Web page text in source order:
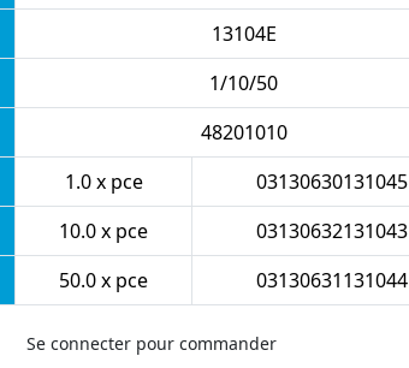
13104E
1/10/50
48201010
1.0 x pce
03130630131045
10.0 x pce
03130632131043
50.0 x pce 03130631131044
Se connecter pour commander